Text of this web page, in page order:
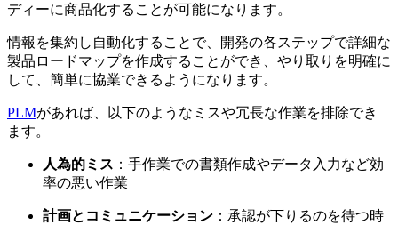
ディーに商品化することが可能になります。
情報を集約し自動化することで、開発の各ステップで詳細な
製品ロードマップを作成することができ、やり取りを明確に
して、簡単に協業できるようになります。
PLMがあれば、以下のようなミスや冗長な作業を排除でき
ます。
人為的ミス ：手作業での書類作成やデータ入力など効
率の悪い作業
計画とコミュニケーション ：承認が下りるのを待つ時